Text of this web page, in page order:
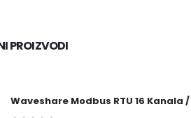
PROIZVODI
Waveshare Modbus RTU 16